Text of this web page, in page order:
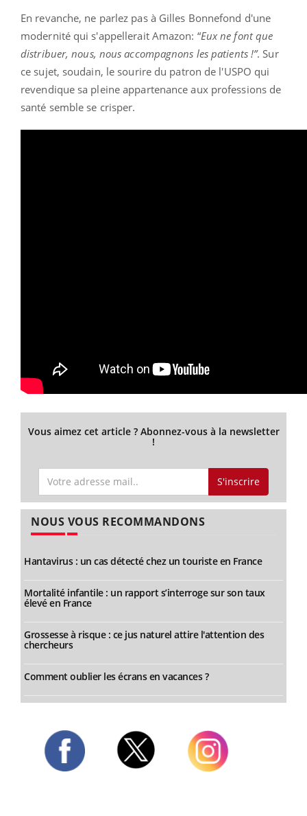
En revanche, ne parlez pas à Gilles Bonnefond d'une
modernité qui s'appellerait Amazon: “Eux ne font que
distribuer, nous, nous accompagnons les patients !”. Sur
ce sujet, soudain, le sourire du patron de l'USPO qui
revendique sa pleine appartenance aux professions de
santé semble se crisper.
Vous aimez cet article ? Abonnez-vous à la newsletter
!
S'inscrire
NOUS VOUS RECOMMANDONS
Hantavirus : un cas détecté chez un touriste en France
Mortalité infantile : un rapport s’interroge sur son taux
élevé en France
Grossesse à risque : ce jus naturel attire l'attention des
chercheurs
Comment oublier les écrans en vacances ?